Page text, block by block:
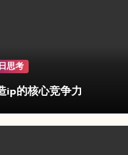
思考
ip的核心竞争力